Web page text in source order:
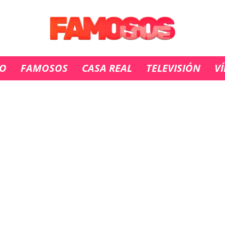
FAMOSOS CASA REAL TELEVISIÓN